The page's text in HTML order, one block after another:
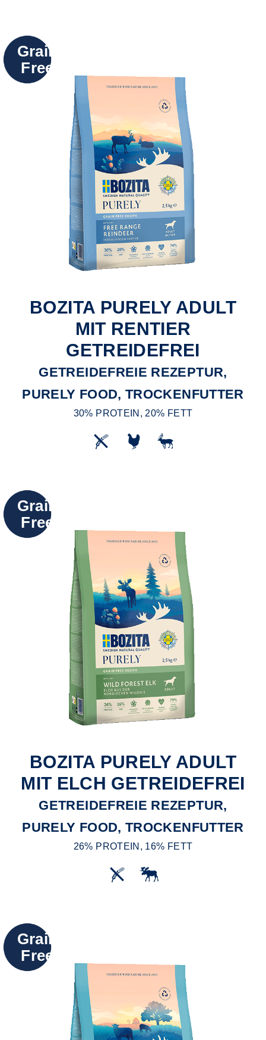
Grain
Free
BOZITA PURELY ADULT
MIT RENTIER
GETREIDEFREI
GETREIDEFREIE REZEPTUR,
PURELY FOOD, TROCKENFUTTER
30% PROTEIN, 20% FETT
Grain
Free
BOZITA PURELY ADULT
MIT ELCH GETREIDEFREI
GETREIDEFREIE REZEPTUR,
PURELY FOOD, TROCKENFUTTER
26% PROTEIN, 16% FETT
Grain
Free